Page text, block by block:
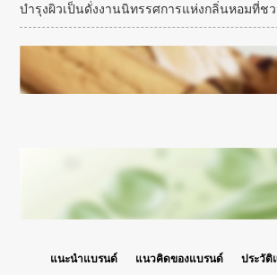
บำรุงผิวเป็นดั่งงานนิทรรศการแห่งกลิ่นหอมที่ช
แนะนำแบรนด์ แนวคิดของแบรนด์ ประวัติ